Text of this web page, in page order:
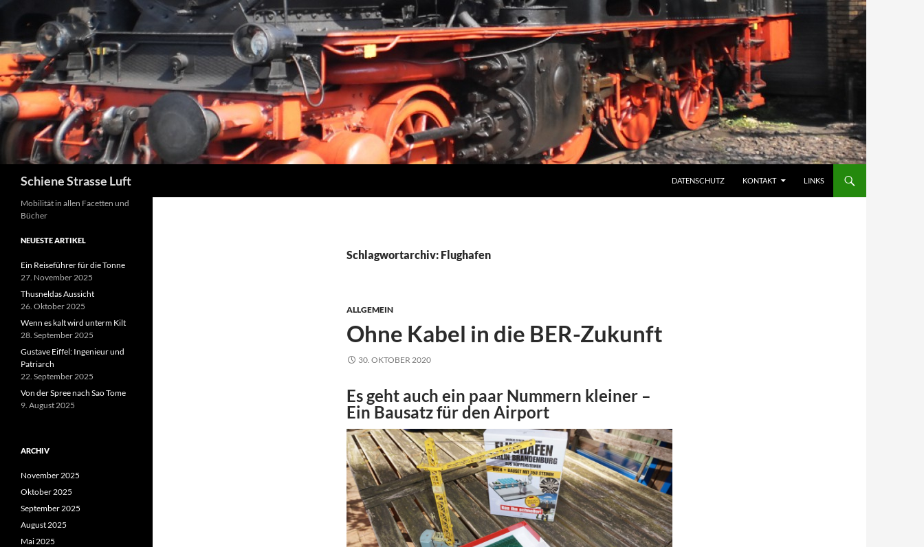
Zum
Inhalt
springen
Schiene Strasse Luft DATENSCHUTZ KONTAKT LINKS
Schlagwortarchiv: Flughafen
ALLGEMEIN
Ohne Kabel in die BER-Zukunft
30. OKTOBER 2020
Es geht auch ein paar Nummern kleiner –
Ein Bausatz für den Airport
Mobilität in allen Facetten und
Bücher
NEUESTE ARTIKEL
Ein Reiseführer für die Tonne
27. November 2025
Thusneldas Aussicht
26. Oktober 2025
Wenn es kalt wird unterm Kilt
28. September 2025
Gustave Eiffel: Ingenieur und
Patriarch
22. September 2025
Von der Spree nach Sao Tome
9. August 2025
ARCHIV
November 2025
Oktober 2025
September 2025
August 2025
Mai 2025